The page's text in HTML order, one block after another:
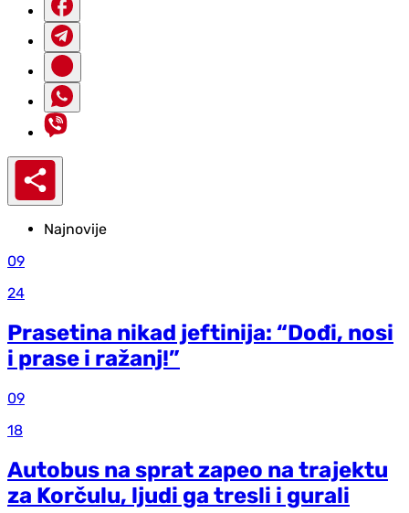
Najnovije
09
24
Prasetina nikad jeftinija: “Dođi, nosi
i prase i ražanj!”
09
18
Autobus na sprat zapeo na trajektu
za Korčulu, ljudi ga tresli i gurali